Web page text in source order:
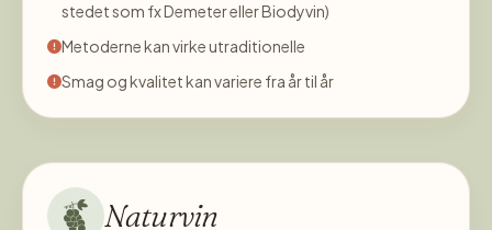
stedet som fx Demeter eller Biodyvin)
Metoderne kan virke utraditionelle
Smag og kvalitet kan variere fra år til år
Naturvin